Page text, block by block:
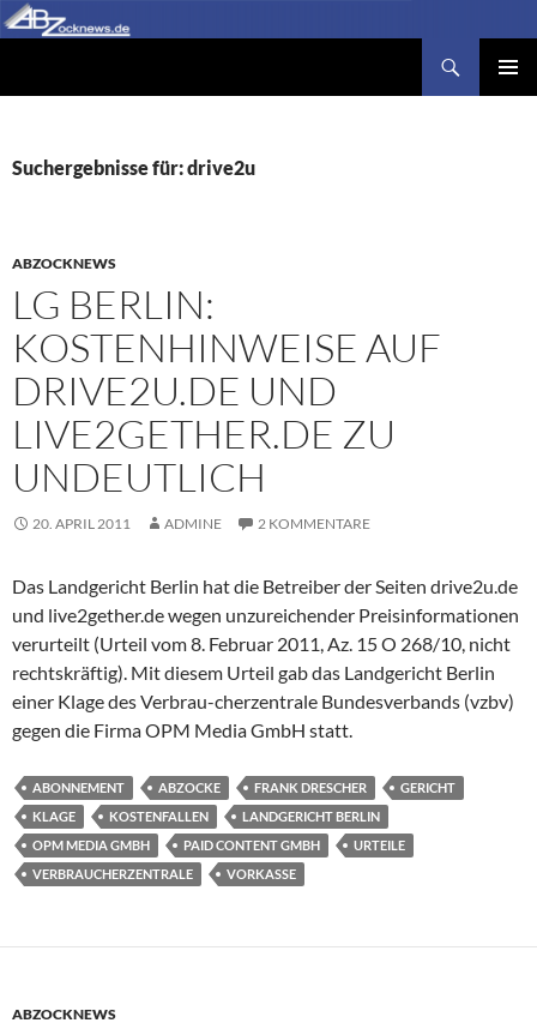
Zum
Inhalt
Suchergebnisse für: drive2u
ABZOCKNEWS
LG BERLIN:
KOSTENHINWEISE AUF
DRIVE2U.DE UND
LIVE2GETHER.DE ZU
UNDEUTLICH
20. APRIL 2011 ADMINE 2 KOMMENTARE
Das Landgericht Berlin hat die Betreiber der Seiten drive2u.de
und live2gether.de wegen unzureichender Preisinformationen
verurteilt (Urteil vom 8. Februar 2011, Az. 15 O 268/10, nicht
rechtskräftig). Mit diesem Urteil gab das Landgericht Berlin
einer Klage des Verbrau-cherzentrale Bundesverbands (vzbv)
gegen die Firma OPM Media GmbH statt.
ABONNEMENT ABZOCKE FRANK DRESCHER
GERICHT
KLAGE
KOSTENFALLEN
LANDGERICHT BERLIN
OPM MEDIA GMBH
PAID CONTENT GMBH
URTEILE
VERBRAUCHERZENTRALE
VORKASSE
ABZOCKNEWS